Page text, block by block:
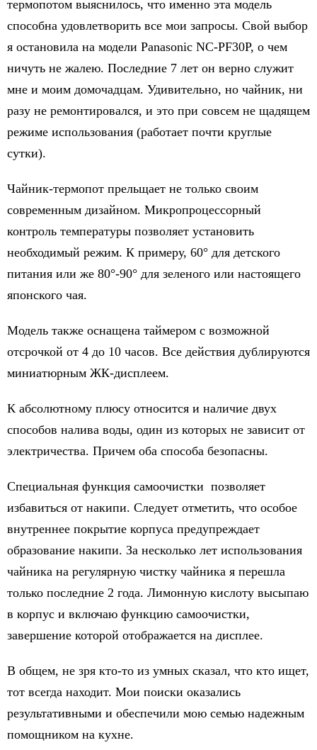
термопотом выяснилось, что именно эта модель
способна удовлетворить все мои запросы. Свой выбор
я остановила на модели Panasonic NC-PF30P, о чем
ничуть не жалею. Последние 7 лет он верно служит
мне и моим домочадцам. Удивительно, но чайник, ни
разу не ремонтировался, и это при совсем не щадящем
режиме использования (работает почти круглые
сутки).
Чайник-термопот прельщает не только своим
современным дизайном. Микропроцессорный
контроль температуры позволяет установить
необходимый режим. К примеру, 60° для детского
питания или же 80°-90° для зеленого или настоящего
японского чая.
Модель также оснащена таймером с возможной
отсрочкой от 4 до 10 часов. Все действия дублируются
миниатюрным ЖК-дисплеем.
К абсолютному плюсу относится и наличие двух
способов налива воды, один из которых не зависит от
электричества. Причем оба способа безопасны.
Специальная функция самоочистки позволяет
избавиться от накипи. Следует отметить, что особое
внутреннее покрытие корпуса предупреждает
образование накипи. За несколько лет использования
чайника на регулярную чистку чайника я перешла
только последние 2 года. Лимонную кислоту высыпаю
в корпус и включаю функцию самоочистки,
завершение которой отображается на дисплее.
В общем, не зря кто-то из умных сказал, что кто ищет,
тот всегда находит. Мои поиски оказались
результативными и обеспечили мою семью надежным
помощником на кухне.